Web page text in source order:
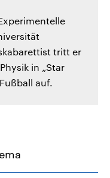
tritt er
in „Star
auf.